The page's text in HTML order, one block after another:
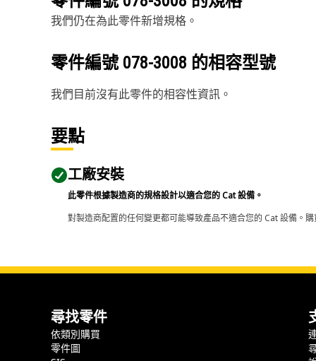
我們仍在為此零件新增規格。
零件編號 078-3008 的相容型號
我們目前沒有此零件的相容性資訊。
要點
工廠安裝
此零件根據製造商的規格設計以適合您的 Cat 設備。
對製造商配置的任何變更都可能導致產品不適合您的 Cat 設備。
尋找零件
依類別購買
零件圖